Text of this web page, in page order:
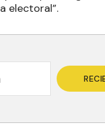
electoral”.